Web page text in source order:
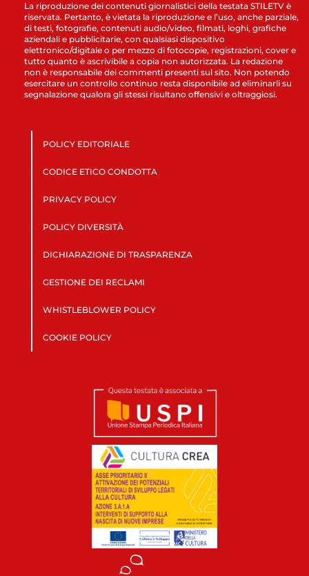
La riproduzione dei contenuti giornalistici della testata STILETV è
riservata. Pertanto, è vietata la riproduzione e l’uso, anche parziale,
di testi, fotografie, contenuti audio/video, filmati, loghi, grafiche
aziendali e pubblicitarie, con qualsiasi dispositivo
elettronico/digitale o per mezzo di fotocopie, registrazioni, cover e
tutto quanto è ascrivibile a copia non autorizzata. La redazione
non è responsabile dei commenti presenti sul sito. Non potendo
esercitare un controllo continuo resta disponibile ad eliminarli su
segnalazione qualora gli stessi risultano offensivi e oltraggiosi.
POLICY EDITORIALE
CODICE ETICO CONDOTTA
PRIVACY POLICY
POLICY DIVERSITÀ
DICHIARAZIONE DI TRASPARENZA
GESTIONE DEI RECLAMI
WHISTLEBLOWER POLICY
COOKIE POLICY